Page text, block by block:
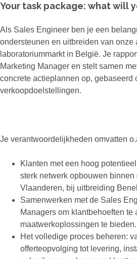
Your task package: what will
Als Sales Engineer ben je een
ondersteunen en uitbreiden van onze
laboratoriummarkt in België. Je
Marketing Manager en stelt samen
concrete actieplannen op, gebaseerd
verkoopdoelstellingen.
Je verantwoordelijkheden omvatten
Klanten met een hoog
sterk netwerk opbouwen
Vlaanderen, bij uitbreiding
Samenwerken met de Sales
Managers om klantbehoeften te
maatwerkoplossingen te bieden.
Het volledige proces beheren:
offerteopvolging tot levering,